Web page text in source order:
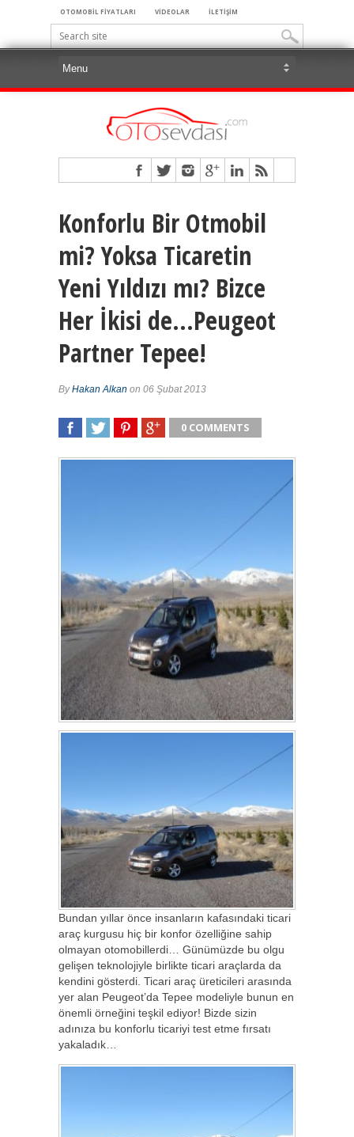
OTOMOBİL FİYATLARI VİDEOLAR İLETİŞİM
Konforlu Bir Otmobil
mi? Yoksa Ticaretin
Yeni Yıldızı mı? Bizce
Her İkisi de…Peugeot
Partner Tepee!
ByHakan Alkan on 06 Şubat 2013
0 COMMENTS
Bundan yıllar önce insanların kafasındaki ticari
araç kurgusu hiç bir konfor özelliğine sahip
olmayan otomobillerdi… Günümüzde bu olgu
gelişen teknolojiyle birlikte ticari araçlarda da
kendini gösterdi. Ticari araç üreticileri arasında
yer alan Peugeot’da Tepee modeliyle bunun en
önemli örneğini teşkil ediyor! Bizde sizin
adınıza bu konforlu ticariyi test etme fırsatı
yakaladık…